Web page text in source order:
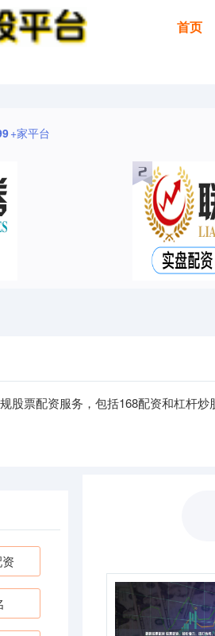
首页
+家平台
股票配资服务，包括168配资和杠杆